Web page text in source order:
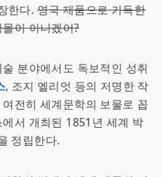
한다.영국 제품으로 가득한
이 아니겠어?
분야에서도 독보적인 성취
, 조지 엘리엇 등의 저명한 작
전히 세계문학의 보물로 꼽
서 개최된 1851년 세계 박
정립한다.